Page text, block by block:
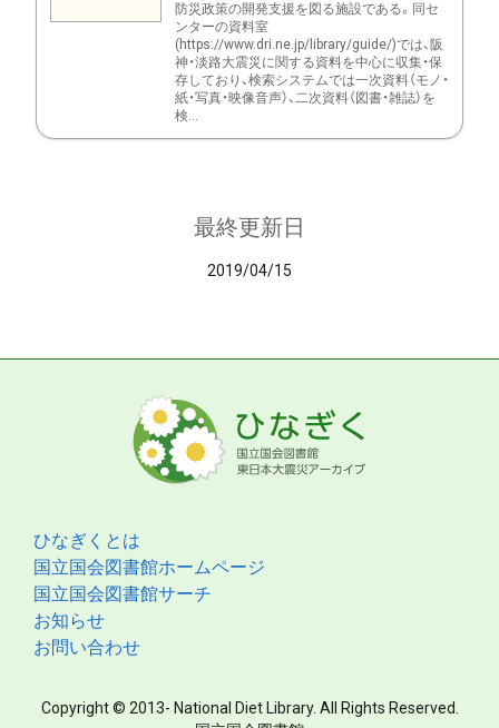
防災政策の開発支援を図る施設である。同セ
ンターの資料室
(https://www.dri.ne.jp/library/guide/)では、阪
神・淡路大震災に関する資料を中心に収集・保
存しており、検索システムでは一次資料（モノ・
紙・写真・映像音声）、二次資料（図書・雑誌）を
検...
最終更新日
2019/04/15
ひなぎくとは
国立国会図書館ホームページ
国立国会図書館サーチ
お知らせ
お問い合わせ
Copyright © 2013- National Diet Library. All Rights Reserved.